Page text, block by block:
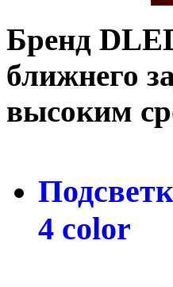
Бренд
ближнего
высоким
4 color